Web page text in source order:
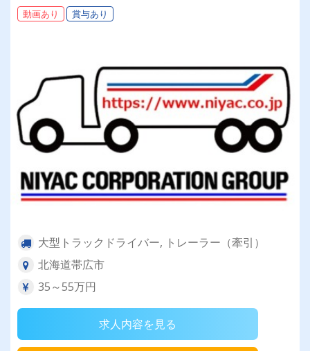
動画あり 賞与あり
大型トラックドライバー, トレーラー（牽引）
北海道帯広市
35～55万円
求人内容を見る